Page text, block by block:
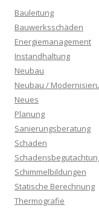
Bauleitung
Bauwerksschäden
Energiemanagement
Instandhaltung
Neubau
Neubau /
Neues
Planung
Sanierungsberatung
Schaden
Schimmelbildungen
Statische Berechnung
Thermografie